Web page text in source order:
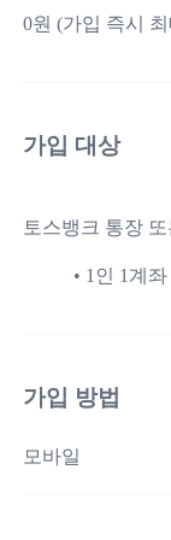
0원 (가입 즉시
가입 대상
토스뱅크 통장
1인 1계
가입 방법
모바일